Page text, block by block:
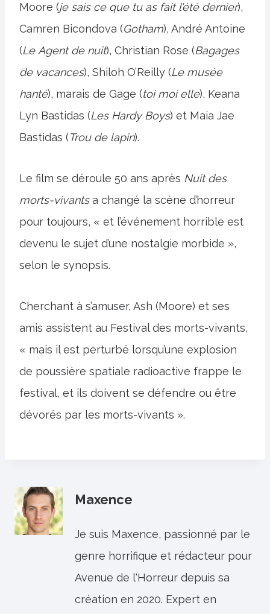
Moore (je sais ce que tu as fait l’été dernier),
Camren Bicondova (Gotham), André Antoine
(Le Agent de nuit), Christian Rose (Bagages
de vacances), Shiloh O’Reilly (Le musée
hanté), marais de Gage (toi moi elle), Keana
Lyn Bastidas (Les Hardy Boys) et Maia Jae
Bastidas (Trou de lapin).
Le film se déroule 50 ans après Nuit des
morts-vivantsa changé la scène d’horreur
pour toujours, « et l’événement horrible est
devenu le sujet d’une nostalgie morbide »,
selon le synopsis.
Cherchant à s’amuser, Ash (Moore) et ses
amis assistent au Festival des morts-vivants,
« mais il est perturbé lorsqu’une explosion
de poussière spatiale radioactive frappe le
festival, et ils doivent se défendre ou être
dévorés par les morts-vivants ».
Maxence
Je suis Maxence, passionné par le
genre horrifique et rédacteur pour
Avenue de l'Horreur depuis sa
création en 2020. Expert en